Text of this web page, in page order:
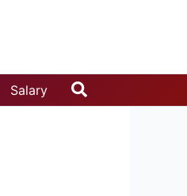
Salary Search